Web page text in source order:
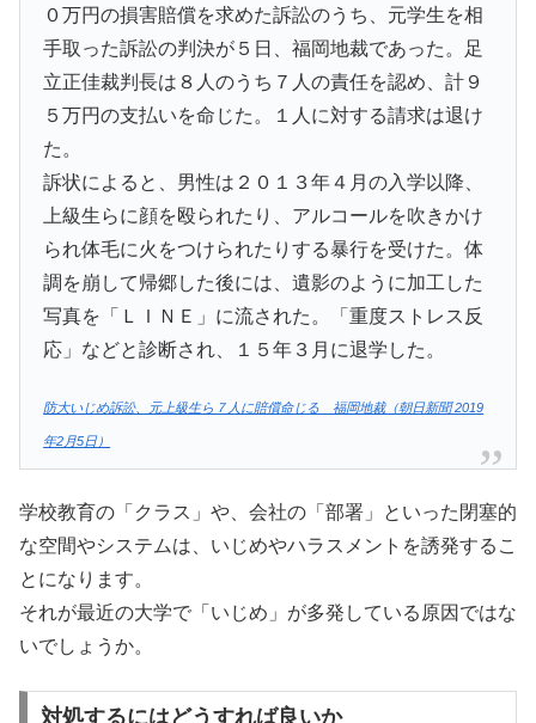
０万円の損害賠償を求めた訴訟のうち、元学生を相
手取った訴訟の判決が５日、福岡地裁であった。足
立正佳裁判長は８人のうち７人の責任を認め、計９
５万円の支払いを命じた。１人に対する請求は退け
た。
訴状によると、男性は２０１３年４月の入学以降、
上級生らに顔を殴られたり、アルコールを吹きかけ
られ体毛に火をつけられたりする暴行を受けた。体
調を崩して帰郷した後には、遺影のように加工した
写真を「ＬＩＮＥ」に流された。「重度ストレス反
応」などと診断され、１５年３月に退学した。
防大いじめ訴訟、元上級生ら７人に賠償命じる 福岡地裁（朝日新聞 2019
年2月5日）
学校教育の「クラス」や、会社の「部署」といった閉塞的
な空間やシステムは、いじめやハラスメントを誘発するこ
とになります。
それが最近の大学で「いじめ」が多発している原因ではな
いでしょうか。
対処するにはどうすれば良いか